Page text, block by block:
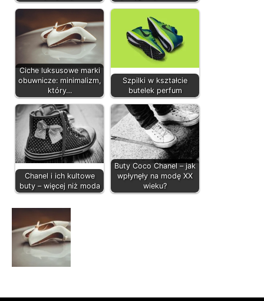
Ciche luksusowe marki
obuwnicze: minimalizm,
który…
Szpilki w kształcie
butelek perfum
Chanel i ich kultowe
buty – więcej niż moda
Buty Coco Chanel – jak
wpłynęły na modę XX
wieku?